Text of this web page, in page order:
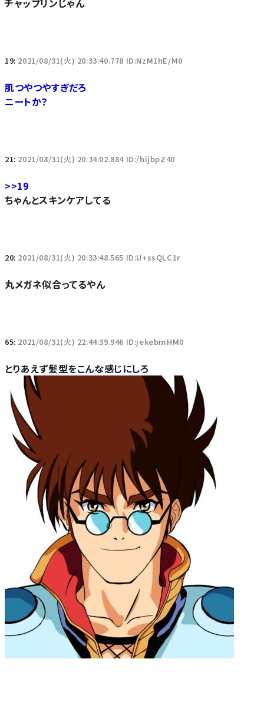
チャップリンじゃん
19: 2021/08/31(火) 20:33:40.778 ID:NzM1hE/M0
肌つやつやすぎだろ
ニートか？
21: 2021/08/31(火) 20:34:02.884 ID:/hijbpZ40
>>19
ちゃんとスキンケアしてる
20: 2021/08/31(火) 20:33:48.565 ID:U+ssQLC1r
丸メガネ似合ってるやん
65: 2021/08/31(火) 22:44:39.946 ID:jekebmHM0
とりあえず髪型をこんな感じにしろ